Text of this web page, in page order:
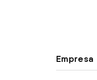
Empresa